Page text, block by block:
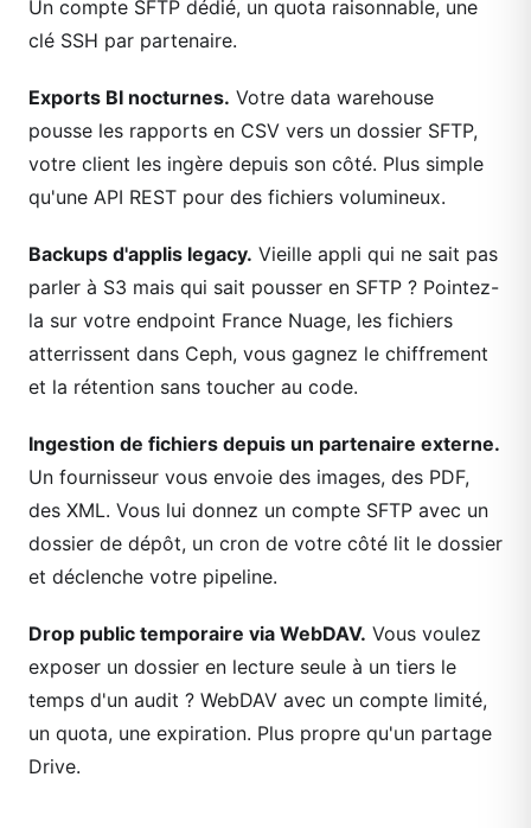
Un compte SFTP dédié, un quota raisonnable, une
clé SSH par partenaire.
Exports BI nocturnes. Votre data warehouse
pousse les rapports en CSV vers un dossier SFTP,
votre client les ingère depuis son côté. Plus simple
qu'une API REST pour des fichiers volumineux.
Backups d'applis legacy. Vieille appli qui ne sait pas
parler à S3 mais qui sait pousser en SFTP ? Pointez-
la sur votre endpoint France Nuage, les fichiers
atterrissent dans Ceph, vous gagnez le chiffrement
et la rétention sans toucher au code.
Ingestion de fichiers depuis un partenaire externe.
Un fournisseur vous envoie des images, des PDF,
des XML. Vous lui donnez un compte SFTP avec un
dossier de dépôt, un cron de votre côté lit le dossier
et déclenche votre pipeline.
Drop public temporaire via WebDAV. Vous voulez
exposer un dossier en lecture seule à un tiers le
temps d'un audit ? WebDAV avec un compte limité,
un quota, une expiration. Plus propre qu'un partage
Drive.